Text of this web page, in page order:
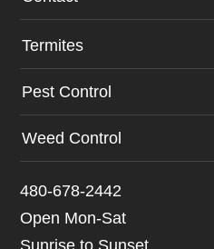
Termites
Pest Control
Weed Control
480-678-2442
Open Mon-Sat
Sunrise to Sunset